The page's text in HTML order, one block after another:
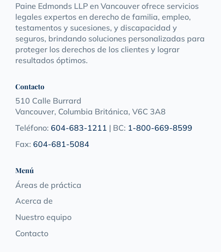
Paine Edmonds LLP en Vancouver ofrece servicios
legales expertos en derecho de familia, empleo,
testamentos y sucesiones, y discapacidad y
seguros, brindando soluciones personalizadas para
proteger los derechos de los clientes y lograr
resultados óptimos.
Contacto
510 Calle Burrard
Vancouver, Columbia Británica, V6C 3A8
Teléfono:604-683-1211 | BC: 1-800-669-8599
Fax:604-681-5084
Menú
Áreas de práctica
Acerca de
Nuestro equipo
Contacto